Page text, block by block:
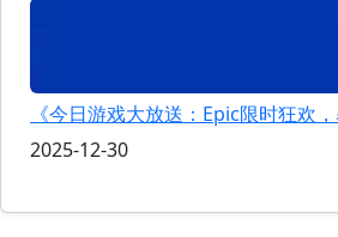
《今日游戏大放送：Epic限时狂欢
2025-12-30